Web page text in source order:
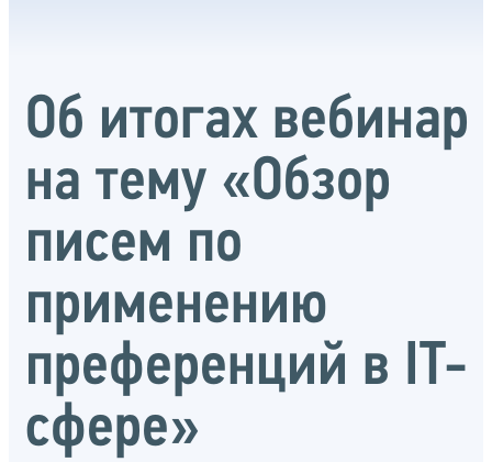
Об итогах вебинар
на тему «Обзор
писем по
применению
преференций в IT-
сфере»